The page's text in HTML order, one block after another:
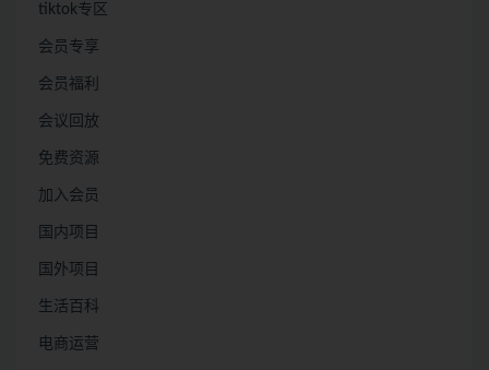
tiktok专区
会员专享
会员福利
会议回放
免费资源
加入会员
国内项目
国外项目
生活百科
电商运营